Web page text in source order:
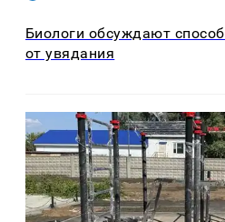
Биологи обсуждают
от увядания